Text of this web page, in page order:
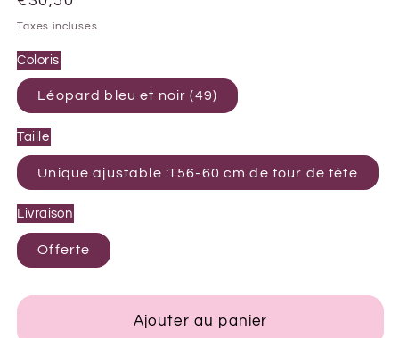
habituel
Taxes incluses
Coloris
Léopard bleu et noir (49)
Taille
Unique ajustable :T56-60 cm de tour de tête
Livraison
Offerte
Ajouter au panier